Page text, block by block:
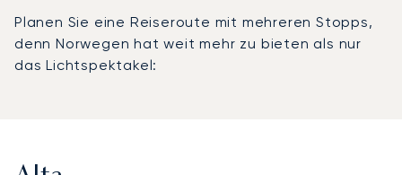
Planen Sie eine Reiseroute mit mehreren Stopps,
denn Norwegen hat weit mehr zu bieten als nur
das Lichtspektakel: